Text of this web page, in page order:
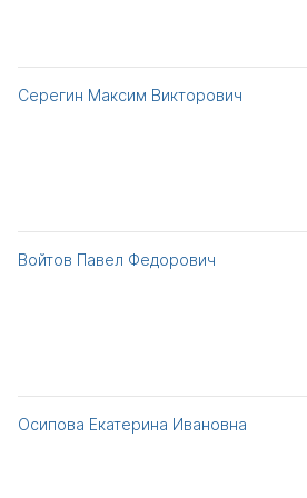
Серегин Максим Викторович
Войтов Павел Федорович
Осипова Екатерина Ивановна